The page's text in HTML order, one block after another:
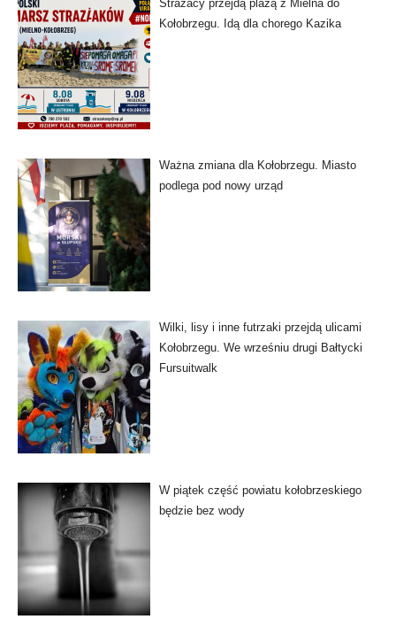
Strażacy przejdą plażą z Mielna do
Kołobrzegu. Idą dla chorego Kazika
Ważna zmiana dla Kołobrzegu. Miasto
podlega pod nowy urząd
Wilki, lisy i inne futrzaki przejdą ulicami
Kołobrzegu. We wrześniu drugi Bałtycki
Fursuitwalk
W piątek część powiatu kołobrzeskiego
będzie bez wody